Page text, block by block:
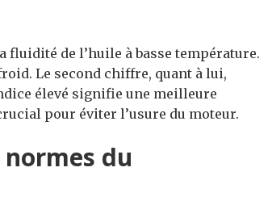
de l’huile à basse température.
Le second chiffre, quant à lui,
élevé signifie une meilleure
pour éviter l’usure du moteur.
du